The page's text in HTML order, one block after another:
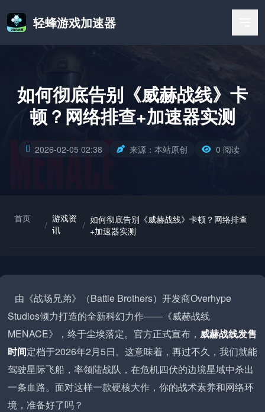
轻蜂游戏加速器
如何彻底告别《威赫战线》卡
顿？网络排查+加速器实测
2026-02-05 02:38 来源：本站原创 0 阅读
首页
/
游戏资
讯
/ 如何彻底告别《威赫战线》卡顿？网络排查
+加速器实测
由《战场兄弟》（Battle Brothers）开发商Overhype
Studios倾力打造的全新科幻力作——《威赫战线
MENACE》，终于尘埃落定。官方正式宣布， 威赫战线发售
时间定档于2026年2月5日。这意味着，再过不久，我们就能
驾驶星际飞船，率领陆战队，在危机四伏的边境星域中杀出
一条血路。面对这样一款硬核大作，你的战术素养和网络环
境，准备好了吗？